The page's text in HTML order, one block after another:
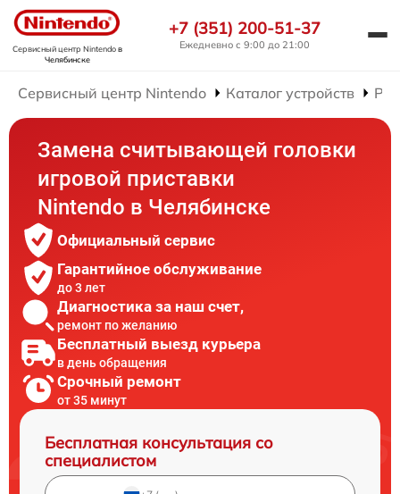
Сервисный центр Nintendoв
Челябинске
+7 (351) 200-51-37
Ежедневно с 9:00 до 21:00
Сервисный центр Nintendo Каталог устройств
Замена считывающей головки
игровой приставки
Nintendo в Челябинске
Официальный сервис
Гарантийное обслуживание
до 3 лет
Диагностика за наш счет,
ремонт по желанию
Бесплатный выезд курьера
в день обращения
Срочный ремонт
от 35 минут
Бесплатная консультация со
специалистом